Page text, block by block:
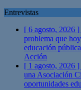
Entrevistas
[ 6 agosto, 2026 ]
problema que
educación
Acción
[ 1 agosto, 2026 ]
una Asociación
oportunidades